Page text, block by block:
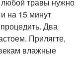
на 15 минут
Два
Прилягте,
влажные